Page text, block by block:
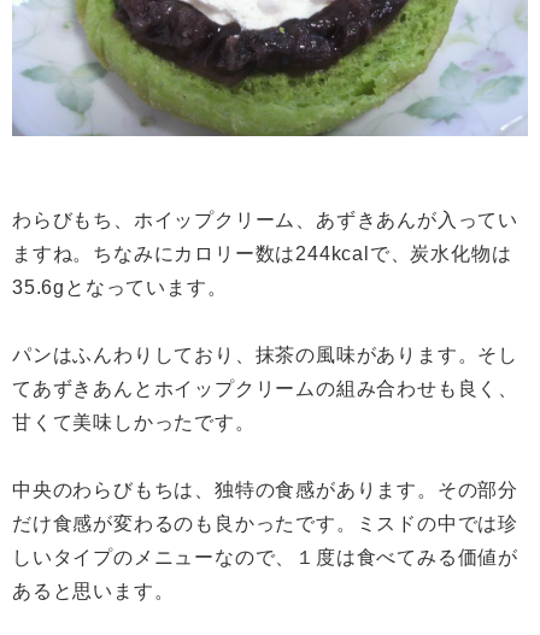
わらびもち、ホイップクリーム、あずきあんが入ってい
ますね。ちなみにカロリー数は244kcalで、炭水化物は
35.6gとなっています。
パンはふんわりしており、抹茶の風味があります。そし
てあずきあんとホイップクリームの組み合わせも良く、
甘くて美味しかったです。
中央のわらびもちは、独特の食感があります。その部分
だけ食感が変わるのも良かったです。ミスドの中では珍
しいタイプのメニューなので、１度は食べてみる価値が
あると思います。